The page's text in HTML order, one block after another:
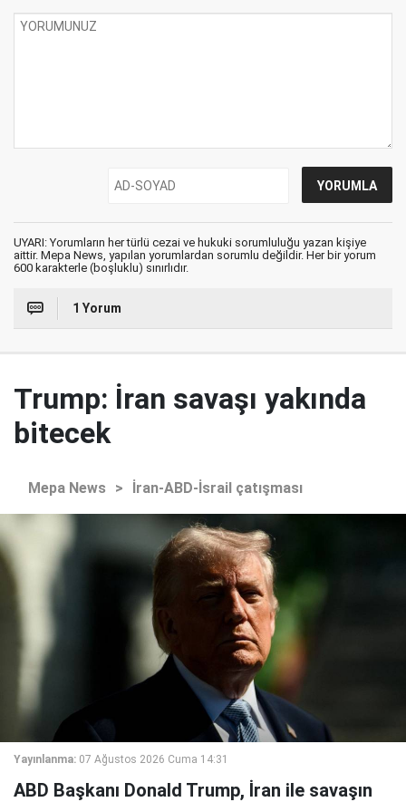
UYARI: Yorumların her türlü cezai ve hukuki sorumluluğu yazan kişiye
aittir. Mepa News, yapılan yorumlardan sorumlu değildir. Her bir yorum
600 karakterle (boşluklu) sınırlıdır.
1 Yorum
Trump: İran savaşı yakında
bitecek
Mepa News > İran-ABD-İsrail çatışması
Yayınlanma: 07 Ağustos 2026 Cuma 14:31
ABD Başkanı Donald Trump, İran ile savaşın